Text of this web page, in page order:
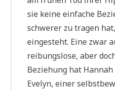
sie keine einfache
schwerer zu tragen
eingesteht. Eine zwar
reibungslose, aber
Beziehung hat
Evelyn, einer